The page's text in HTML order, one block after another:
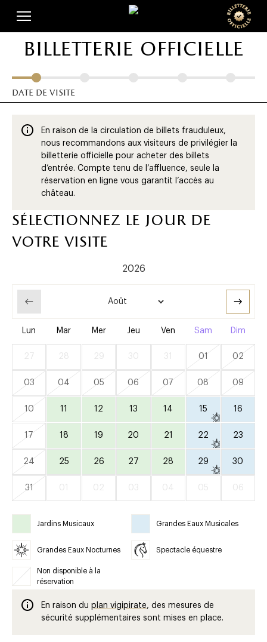
main
contentbilletterie officielle
date de visite
En raison de la circulation de billets frauduleux,
nous recommandons aux visiteurs de privilégier la
billetterie officielle pour acheter des billets
d’entrée. Compte tenu de l’affluence, seule la
réservation en ligne vous garantit l’accès au
château.
sélectionnez le jour de
votre visite
Lun Mar Mer Jeu Ven Sam Dim
27 28 29 30 31 01 02
03 04 05 06 07 08 09
10 11 12 13 14 15 16
17 18 19 20 21 22 23
24 25 26 27 28 29 30
31 01 02 03 04 05 06
Jardins Musicaux Grandes Eaux Musicales
Grandes Eaux Nocturnes Spectacle équestre
Non disponible à la
réservation
En raison du plan vigipirate, des mesures de
sécurité supplémentaires sont mises en place.